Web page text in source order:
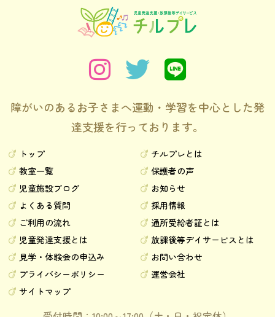
障がいのあるお子さまへ運動・学習を中心とした発
達支援を行っております。
トップ
チルプレとは
教室一覧
保護者の声
児童施設ブログ
お知らせ
よくある質問
採用情報
ご利用の流れ
通所受給者証とは
児童発達支援とは
放課後等デイサービスとは
見学・体験会の申込み
お問い合わせ
プライバシーポリシー
運営会社
サイトマップ